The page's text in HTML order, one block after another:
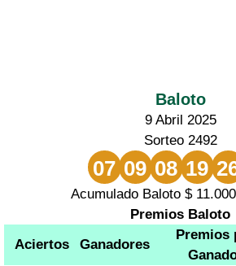
Baloto
9 Abril 2025
Sorteo 2492
07 09 08 19
Acumulado Baloto $
Premios Baloto
Aciertos
Ganadores
Premios